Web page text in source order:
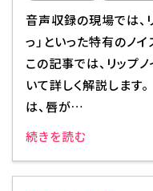
音声収録の現場では、
っ」といった特有のノ
この記事では、リップ
いて詳しく解説します
は、唇が…
続きを読む